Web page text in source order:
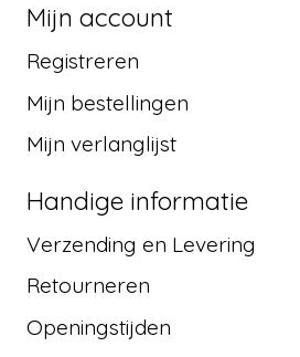
Mijn account
Registreren
Mijn bestellingen
Mijn verlanglijst
Handige informatie
Verzending en Levering
Retourneren
Openingstijden